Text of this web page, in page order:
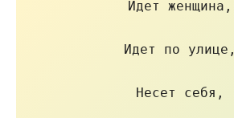
Идет женщина,
Идет по улице,
Несет себя,